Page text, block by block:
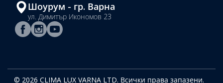
Шоурум - гр. Варна
ул. Димитър Икономов 23
© 2026 CLIMA LUX VARNA LTD. Всички права запазени.